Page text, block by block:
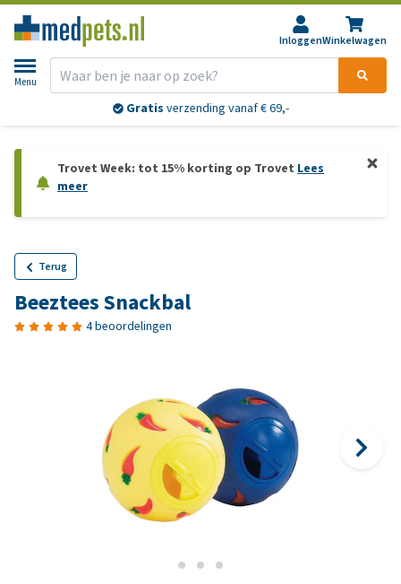
InloggenWinkelwagen
Menu
Gratis verzending vanaf € 69,-
Trovet Week: tot 15% korting op Trovet Lees
meer
Terug
Beeztees Snackbal
4 beoordelingen